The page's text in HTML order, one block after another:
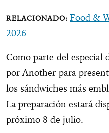
Food &
2026
Como parte del especial
por Another para
los sándwiches más
La preparación estará
próximo 8 de julio.